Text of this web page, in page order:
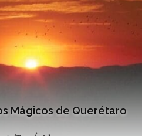
Mágicos de Querétaro